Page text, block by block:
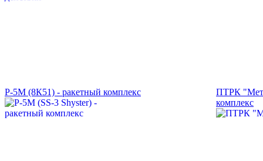
Р-5М (8К51) - ракетный комплекс
ПТРК
комплекс